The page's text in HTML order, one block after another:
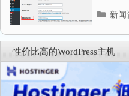
分
录
新闻
性价比高的WordPress主机